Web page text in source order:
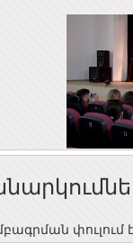
փուլում է